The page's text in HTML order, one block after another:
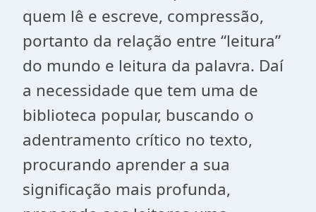
quem lê e escreve, compressão,
portanto da relação entre “leitura”
do mundo e leitura da palavra. Daí
a necessidade que tem uma de
biblioteca popular, buscando o
adentramento crítico no texto,
procurando aprender a sua
significação mais profunda,